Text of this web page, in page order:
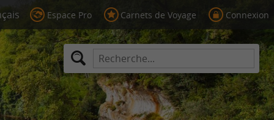
Espace Pro Carnets de Voyage Connexion